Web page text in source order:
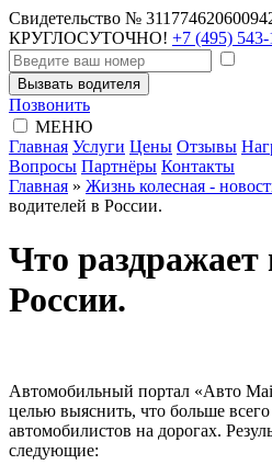
Свидетельство №
КРУГЛОСУТОЧНО! +7 (495)
Вызвать водителя
Позвонить
МЕНЮ
Главная Услуги Цены Отзывы
Вопросы Партнёры Контакты
Главная » Жизнь колесная -
водителей в России.
Что раздражает
России.
Автомобильный портал «Авто
целью выяснить, что больше
автомобилистов на дорогах.
следующие: